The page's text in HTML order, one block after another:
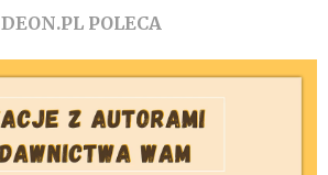
DEON.PL POLECA